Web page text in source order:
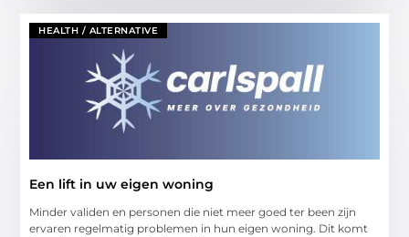
HEALTH / ALTERNATIVE
Een lift in uw eigen woning
Minder validen en personen die niet meer goed ter been zijn
ervaren regelmatig problemen in hun eigen woning. Dit komt